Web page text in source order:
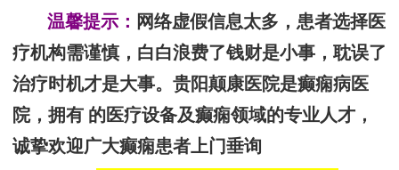
温馨提示： 网络虚假信息太多，患者选择医
疗机构需谨慎，白白浪费了钱财是小事，耽误了
治疗时机才是大事。贵阳颠康医院是癫痫病医
院，拥有 的医疗设备及癫痫领域的专业人才，
诚挚欢迎广大癫痫患者上门垂询